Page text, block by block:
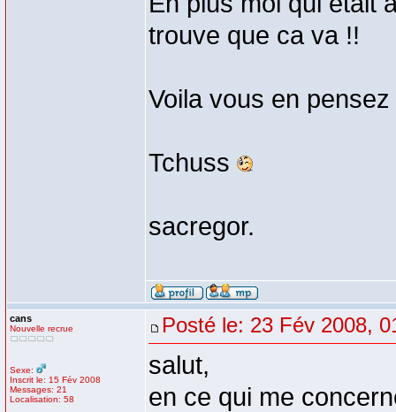
trouve que ca va !!
Voila vous en
Tchuss
sacregor.
cans
Nouvelle recrue
Sexe:
Inscrit le: 15 Fév 2008
Messages: 21
Localisation: 58
Posté le: 23 Fév 2008,
salut,
en ce qui me